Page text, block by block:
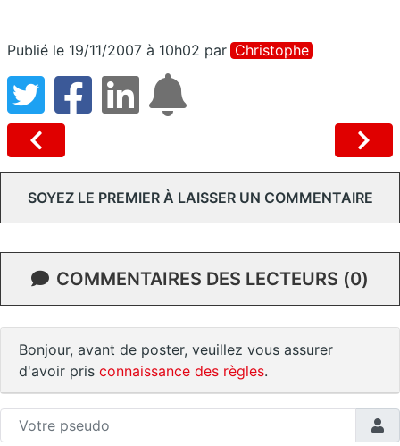
Publié le 19/11/2007 à 10h02 par Christophe
SOYEZ LE PREMIER À LAISSER UN COMMENTAIRE
COMMENTAIRES DES LECTEURS (0)
Bonjour, avant de poster, veuillez vous assurer
d'avoir pris connaissance des règles.